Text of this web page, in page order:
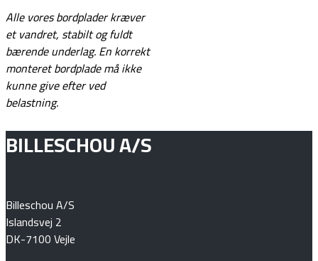
Alle vores bordplader kræver
et vandret, stabilt og fuldt
bærende underlag.En korrekt
monteret bordplade må ikke
kunne give efter ved
belastning.
BILLESCHOU A/S
Billeschou A/S
Islandsvej 2
DK-7100 Vejle